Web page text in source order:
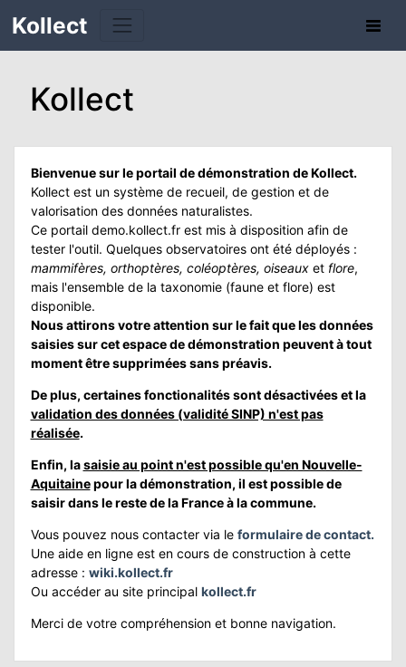
Kollect
Kollect
Bienvenue sur le portail de démonstration de Kollect.
Kollect est un système de recueil, de gestion et de
valorisation des données naturalistes.
Ce portail demo.kollect.fr est mis à disposition afin de
tester l'outil. Quelques observatoires ont été déployés :
mammifères, orthoptères, coléoptères, oiseauxet flore,
mais l'ensemble de la taxonomie (faune et flore) est
disponible.
Nous attirons votre attention sur le fait que les données
saisies sur cet espace de démonstration peuvent à tout
moment être supprimées sans préavis.
De plus, certaines fonctionalités sont désactivées et la
validation des données (validité SINP) n'est pas
réalisée.
Enfin, lasaisie au point n'est possible qu'en Nouvelle-
Aquitainepour la démonstration, il est possible de
saisir dans le reste de la France à la commune.
Vous pouvez nous contacter via le formulaire de contact.
Une aide en ligne est en cours de construction à cette
adresse : wiki.kollect.fr
Ou accéder au site principal kollect.fr
Merci de votre compréhension et bonne navigation.